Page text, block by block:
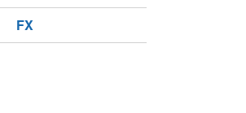
FX